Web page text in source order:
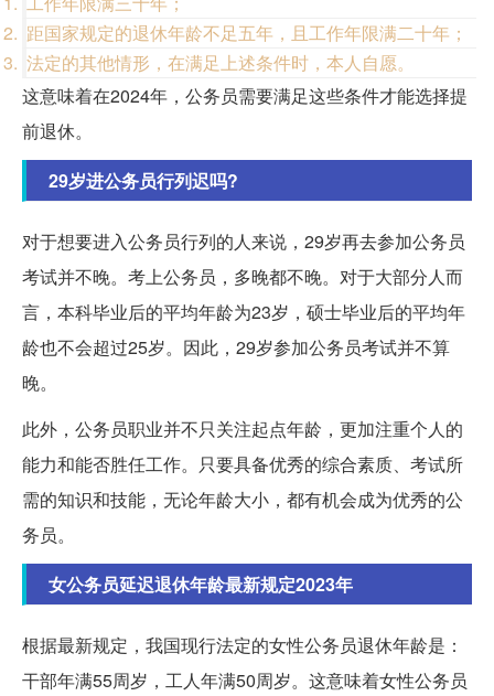
距国家规定的退休年龄不足五年，且工作年限满二十年；
法定的其他情形，在满足上述条件时，本人自愿。
这意味着在2024年，公务员需要满足这些条件才能选择提
前退休。
29岁进公务员行列迟吗?
对于想要进入公务员行列的人来说，29岁再去参加公务员
考试并不晚。考上公务员，多晚都不晚。对于大部分人而
言，本科毕业后的平均年龄为23岁，硕士毕业后的平均年
龄也不会超过25岁。因此，29岁参加公务员考试并不算
晚。
此外，公务员职业并不只关注起点年龄，更加注重个人的
能力和能否胜任工作。只要具备优秀的综合素质、考试所
需的知识和技能，无论年龄大小，都有机会成为优秀的公
务员。
女公务员延迟退休年龄最新规定2023年
根据最新规定，我国现行法定的女性公务员退休年龄是：
干部年满55周岁，工人年满50周岁。这意味着女性公务员